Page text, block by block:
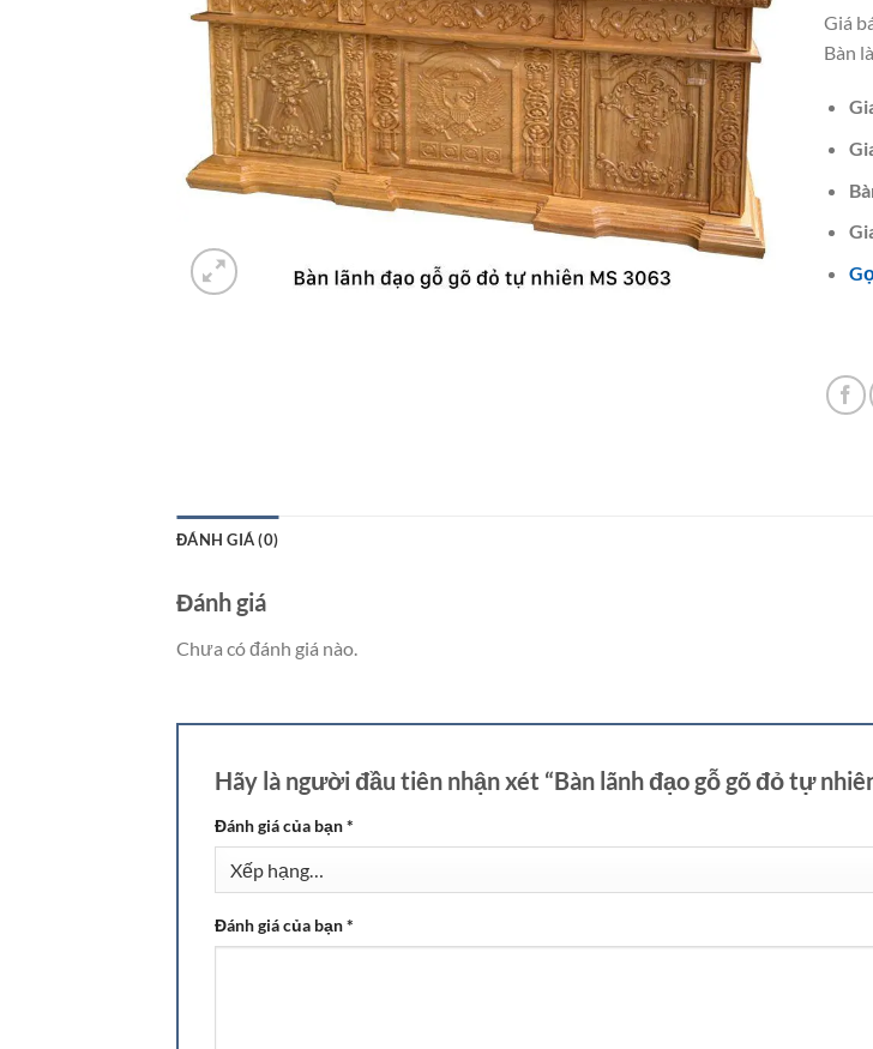
Giá
Bàn
ĐÁNH GIÁ (0)
Đánh giá
Chưa có đánh giá nào.
Hãy là người đầu tiên nhận xét “Bàn lãnh đạo gỗ gõ đỏ tự
Đánh giá của bạn*
Đánh giá của bạn*